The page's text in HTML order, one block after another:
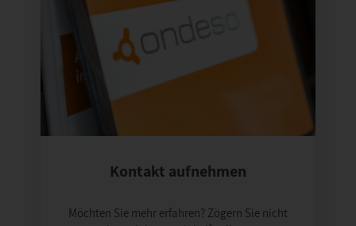
Kontakt aufnehmen
Möchten Sie mehr erfahren? Zögern Sie nicht